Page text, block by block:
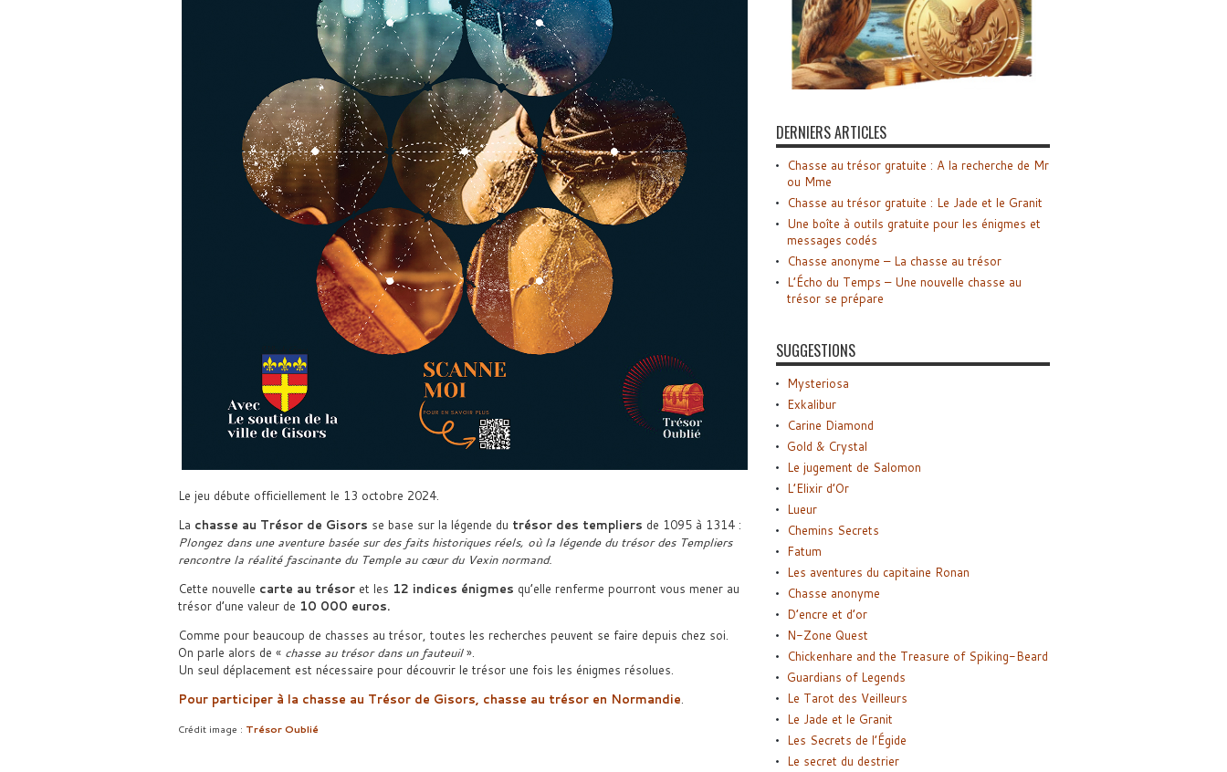
Le jeu débute officiellement le 13 octobre 2024.
La chasse au Trésor de Gisors se base sur la légende du trésor des templiers de 1095 à 1314 :
Plongez dans une aventure basée sur des faits historiques réels, où la légende du trésor des Templiers
rencontre la réalité fascinante du Temple au cœur du Vexin normand.
Cette nouvelle carte au trésoret les 12 indices énigmes qu’elle renferme pourront vous mener au
trésor d’une valeur de 10 000 euros.
Comme pour beaucoup de chasses au trésor, toutes les recherches peuvent se faire depuis chez soi.
On parle alors de « chasse au trésor dans un fauteuil».
Un seul déplacement est nécessaire pour découvrir le trésor une fois les énigmes résolues.
Pour participer à la chasse au Trésor de Gisors, chasse au trésor en Normandie.
Crédit image : Trésor Oublié
DERNIERS ARTICLES
Chasse au trésor gratuite : A la recherche de Mr
ou Mme
Chasse au trésor gratuite : Le Jade et le Granit
Une boîte à outils gratuite pour les énigmes et
messages codés
Chasse anonyme – La chasse au trésor
L’Écho du Temps – Une nouvelle chasse au
trésor se prépare
SUGGESTIONS
Mysteriosa
Exkalibur
Carine Diamond
Gold & Crystal
Le jugement de Salomon
L’Elixir d’Or
Lueur
Chemins Secrets
Fatum
Les aventures du capitaine Ronan
Chasse anonyme
D’encre et d’or
N-Zone Quest
Chickenhare and the Treasure of Spiking-Beard
Guardians of Legends
Le Tarot des Veilleurs
Le Jade et le Granit
Les Secrets de l’Égide
Le secret du destrier